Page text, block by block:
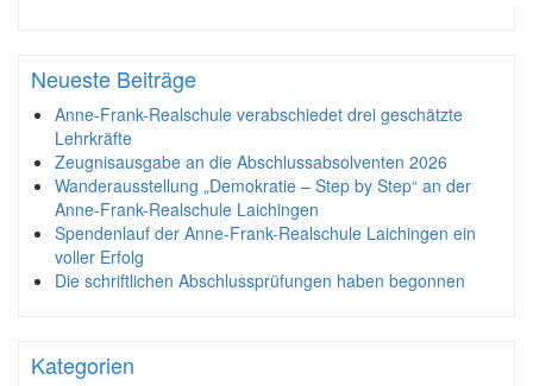
Neueste Beiträge
Anne-Frank-Realschule verabschiedet drei geschätzte
Lehrkräfte
Zeugnisausgabe an die Abschlussabsolventen 2026
Wanderausstellung „Demokratie – Step by Step“ an der
Anne-Frank-Realschule Laichingen
Spendenlauf der Anne-Frank-Realschule Laichingen ein
voller Erfolg
Die schriftlichen Abschlussprüfungen haben begonnen
Kategorien